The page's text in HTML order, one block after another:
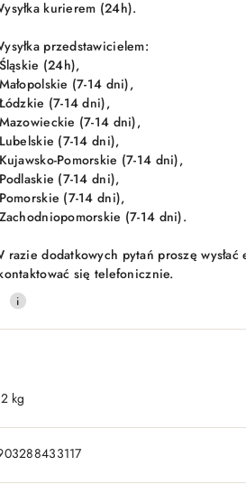
kurierem (24h).
przedstawicielem:
(24h),
(7-14 dni),
(7-14 dni),
(7-14 dni),
(7-14 dni),
Pomorskie (7-14 dni),
(7-14 dni),
(7-14 dni),
(7-14 dni).
razie dodatkowych pytań proszę wysłać
się telefonicznie.
kg